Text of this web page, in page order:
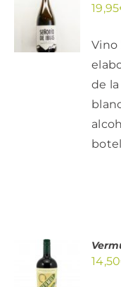
AL
CARRITO
/
DETALLES
19,95
Vino
de
AÑADIR
AL
CARRITO
14,50